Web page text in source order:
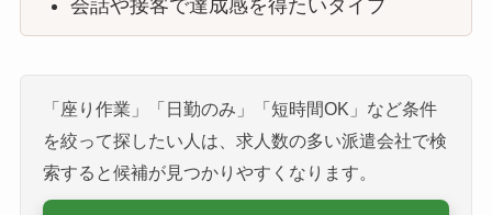
会話や接客で達成感を得たいタイプ
「座り作業」「日勤のみ」「短時間OK」など条件
を絞って探したい人は、求人数の多い派遣会社で検
索すると候補が見つかりやすくなります。